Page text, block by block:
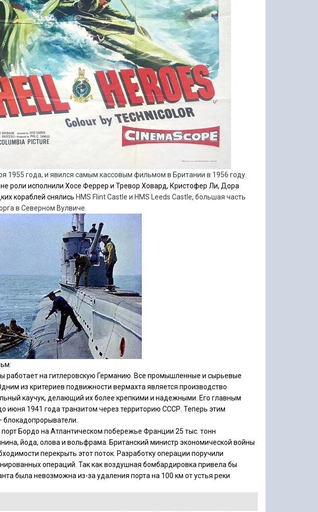
года, и явился самым кассовым фильмом в Британии в 1956 году.
роли исполнили Хосе Феррер и Тревор Ховард, Кристофер Ли, Дора
кораблей снялись HMS Flint Castle и HMS
Leeds Castle, большая часть
в Северном Вулвиче.
работает на гитлеровскую Германию. Все промышленные и сырьевые
из критериев подвижности вермахта является производство
каучук, делающий их более крепкими и надежными. Его главным
июня 1941 года транзитом через территорию СССР. Теперь этим
Бордо на Атлантическом побережье Франции 25 тыс. тонн
йода, олова и вольфрама. Британский министр экономической войны
перекрыть этот поток. Разработку операции поручили
операций. Так как воздушная бомбардировка привела бы
была невозможна из-за удаления порта на 100 км от устья реки